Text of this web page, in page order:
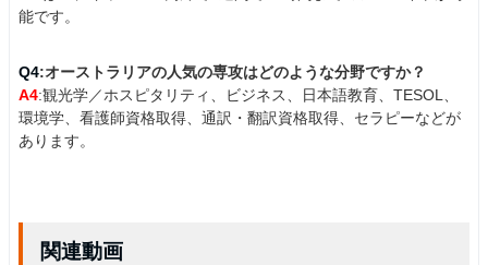
能です。
Q4:オーストラリアの人気の専攻はどのような分野ですか？
A4:観光学／ホスピタリティ、ビジネス、日本語教育、TESOL、
環境学、看護師資格取得、通訳・翻訳資格取得、セラピーなどが
あります。
関連動画